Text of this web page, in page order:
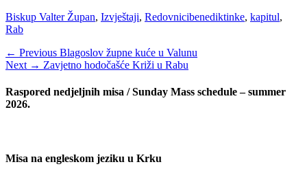
Categories
Biskup Valter Župan, Izvještaji, RedovniciTags
benediktinke, kapitul,
Rab
Navigacija
objava
← Previous Previous
post:
Blagoslov župne kuće u Valunu
Next → Next
Zavjetno hodočašće Križi u Rabu
Raspored nedjeljnih misa / Sunday Mass schedule – summer
2026.
Misa na engleskom jeziku u Krku